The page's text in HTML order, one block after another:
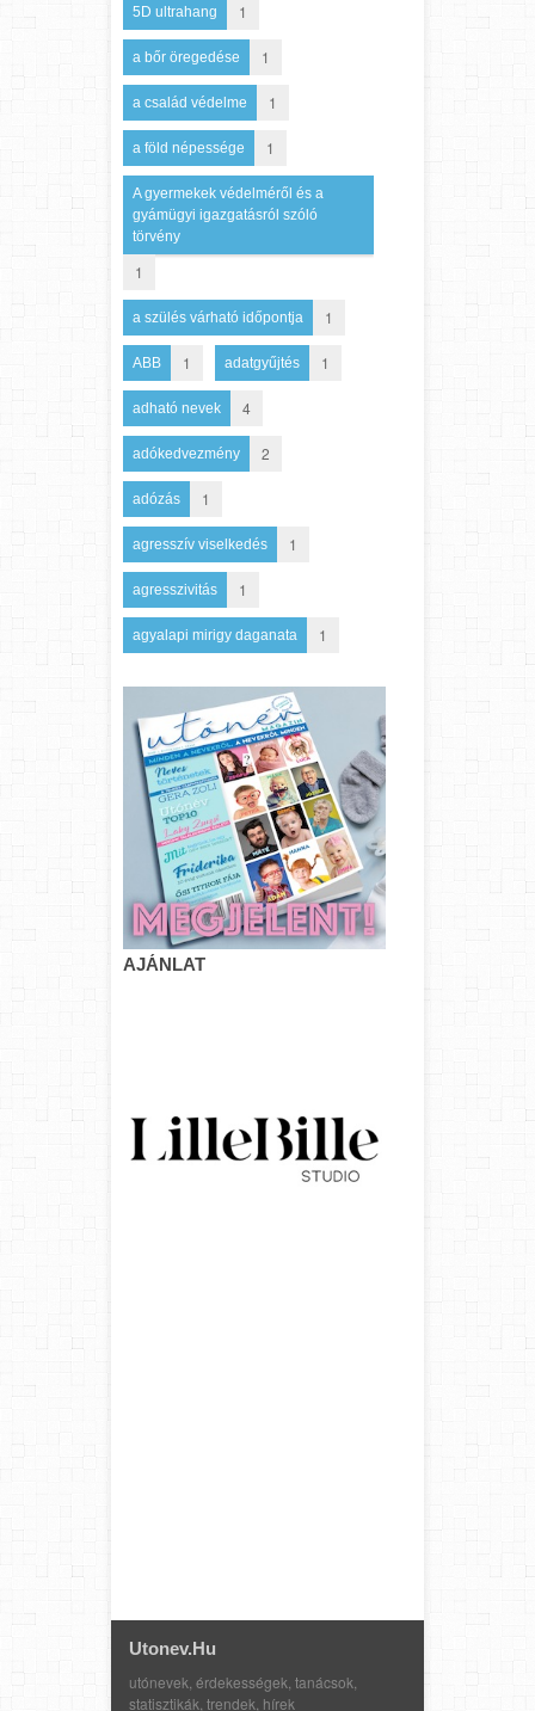
5D ultrahang 1
a bőr öregedése 1
a család védelme 1
a föld népessége 1
A gyermekek védelméről és a
gyámügyi igazgatásról szóló
törvény
1
a szülés várható időpontja 1
ABB 1 adatgyűjtés 1
adható nevek 4
adókedvezmény 2
adózás 1
agresszív viselkedés 1
agresszivitás 1
agyalapi mirigy daganata 1
AJÁNLAT
Utonev.hu
utónevek, érdekességek, tanácsok,
statisztikák, trendek, hírek